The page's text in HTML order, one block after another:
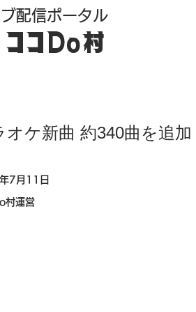
配信ポータル
ココDo村
ケ新曲 約340曲を追加
7月11日
村運営